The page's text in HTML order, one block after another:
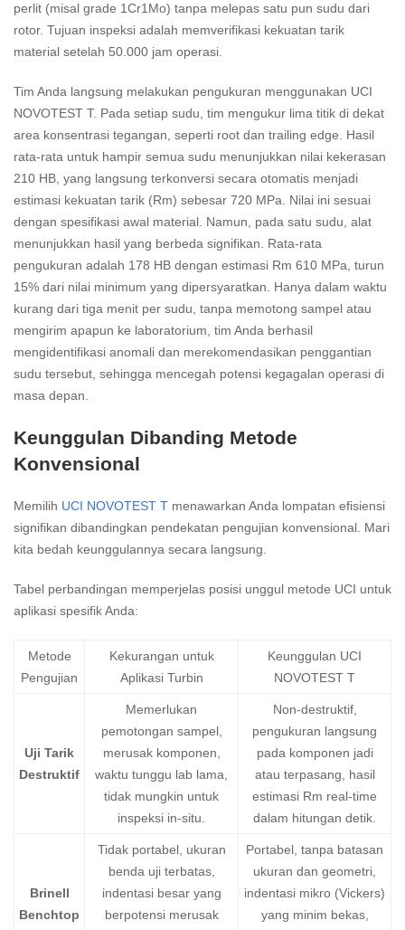
perlit (misal grade 1Cr1Mo) tanpa melepas satu pun sudu dari
rotor. Tujuan inspeksi adalah memverifikasi kekuatan tarik
material setelah 50.000 jam operasi.
Tim Anda langsung melakukan pengukuran menggunakan UCI
NOVOTEST T. Pada setiap sudu, tim mengukur lima titik di dekat
area konsentrasi tegangan, seperti root dan trailing edge. Hasil
rata-rata untuk hampir semua sudu menunjukkan nilai kekerasan
210 HB, yang langsung terkonversi secara otomatis menjadi
estimasi kekuatan tarik (Rm) sebesar 720 MPa. Nilai ini sesuai
dengan spesifikasi awal material. Namun, pada satu sudu, alat
menunjukkan hasil yang berbeda signifikan. Rata-rata
pengukuran adalah 178 HB dengan estimasi Rm 610 MPa, turun
15% dari nilai minimum yang dipersyaratkan. Hanya dalam waktu
kurang dari tiga menit per sudu, tanpa memotong sampel atau
mengirim apapun ke laboratorium, tim Anda berhasil
mengidentifikasi anomali dan merekomendasikan penggantian
sudu tersebut, sehingga mencegah potensi kegagalan operasi di
masa depan.
Keunggulan Dibanding Metode
Konvensional
Memilih UCI NOVOTEST T menawarkan Anda lompatan efisiensi
signifikan dibandingkan pendekatan pengujian konvensional. Mari
kita bedah keunggulannya secara langsung.
Tabel perbandingan memperjelas posisi unggul metode UCI untuk
aplikasi spesifik Anda:
Metode
Pengujian
Kekurangan untuk
Aplikasi Turbin
Keunggulan UCI
NOVOTEST T
Uji Tarik
Destruktif
Memerlukan
pemotongan sampel,
merusak komponen,
waktu tunggu lab lama,
tidak mungkin untuk
inspeksi in-situ.
Non-destruktif,
pengukuran langsung
pada komponen jadi
atau terpasang, hasil
estimasi Rm real-time
dalam hitungan detik.
Brinell
Benchtop
Tidak portabel, ukuran
benda uji terbatas,
indentasi besar yang
berpotensi merusak
Portabel, tanpa batasan
ukuran dan geometri,
indentasi mikro (Vickers)
yang minim bekas,